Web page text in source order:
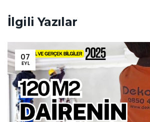
İlgili Yazılar
07
EYL